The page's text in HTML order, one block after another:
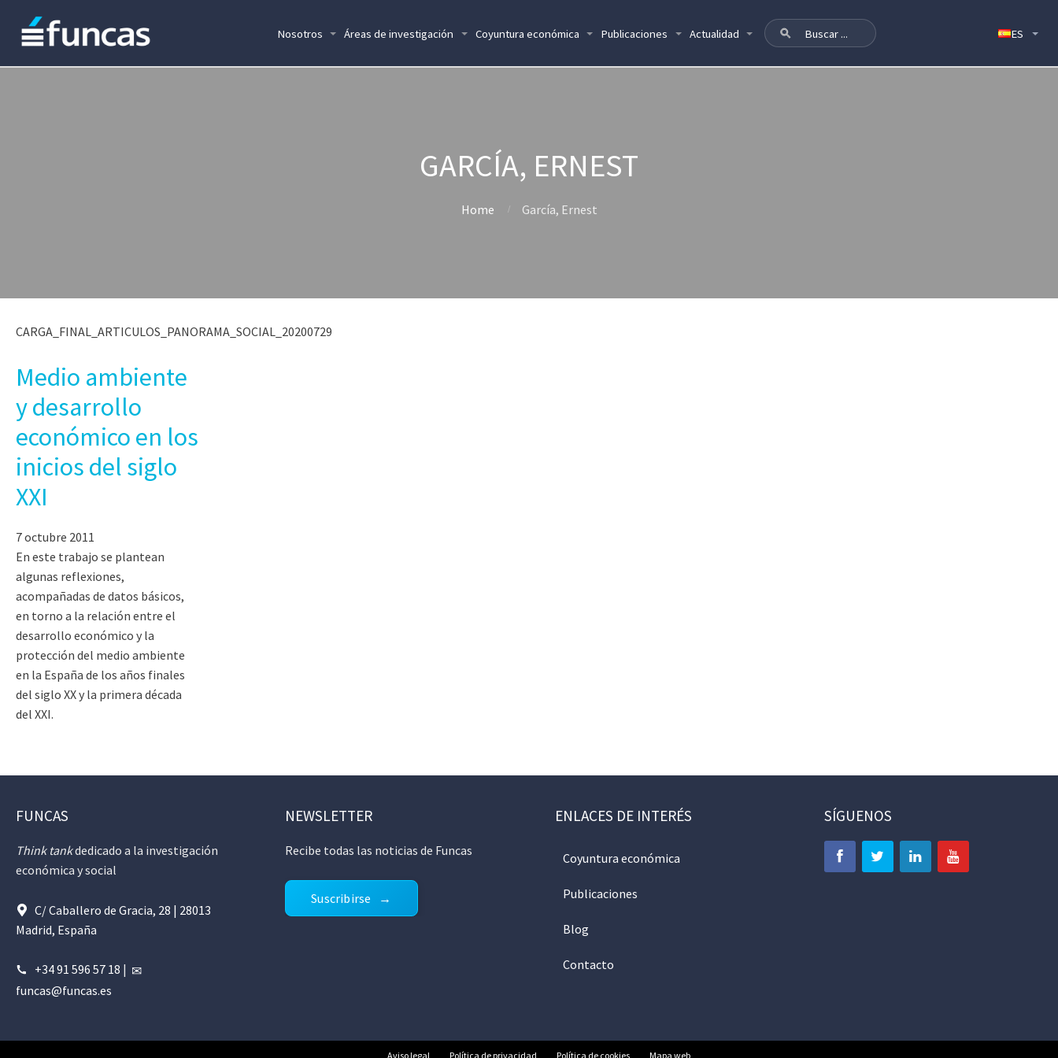
Nosotros Áreas de investigación Coyuntura económica Publicaciones Actualidad
GARCÍA, ERNEST
Home García, Ernest
CARGA_FINAL_ARTICULOS_PANORAMA_SOCIAL_20200729
Medio ambiente
y desarrollo
económico en los
inicios del siglo
XXI
7 octubre 2011
En este trabajo se plantean
algunas reflexiones,
acompañadas de datos básicos,
en torno a la relación entre el
desarrollo económico y la
protección del medio ambiente
en la España de los años finales
del siglo XX y la primera década
del XXI.
FUNCAS
Think tankdedicado a la investigación
económica y social
C/ Caballero de Gracia, 28 | 28013
Madrid, España
+34 91 596 57 18 |
funcas@funcas.es
NEWSLETTER
Recibe todas las noticias de Funcas
Suscribirse
ENLACES DE INTERÉS
Coyuntura económica
Publicaciones
Blog
Contacto
SÍGUENOS
Aviso legal Política de privacidad Política de cookies Mapa web